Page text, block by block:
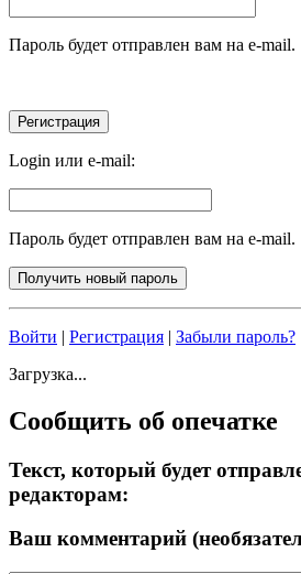
Пароль будет отправлен вам на e-mail.
Login или e-mail:
Пароль будет отправлен вам на e-mail.
Войти | Регистрация | Забыли пароль?
Загрузка...
Сообщить об опечатке
Текст, который будет
редакторам:
Ваш комментарий